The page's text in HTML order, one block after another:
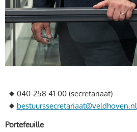
040-258 41 00 (secretariaat)
bestuurssecretariaat@veldhoven.nl
Portefeuille